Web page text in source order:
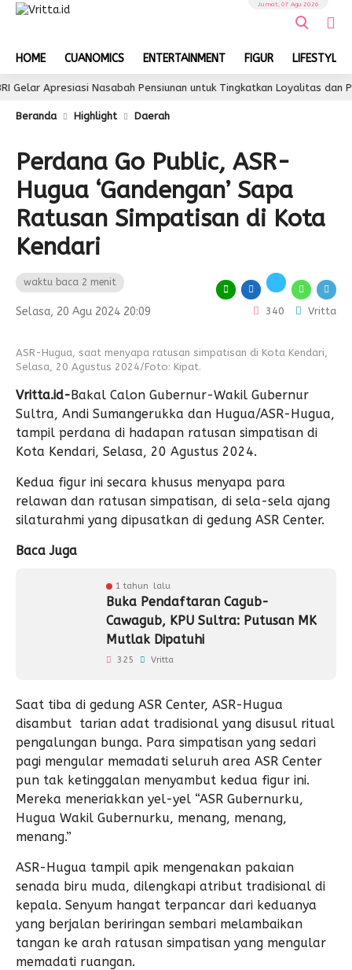
HOME CUANOMICS ENTERTAINMENT FIGUR LIFESTYLE
Jumat, 07 Agu 2026
Nasabah Pensiunan untuk Tingkatkan Loyalitas dan
Beranda Highlight Daerah
Perdana Go Public, ASR-
Hugua ‘Gandengan’ Sapa
Ratusan Simpatisan di Kota
Kendari
waktu baca 2 menit
Selasa, 20 Agu 2024 20:09 340 Vritta
ASR-Hugua, saat menyapa ratusan simpatisan di Kota Kendari,
Selasa, 20 Agustus 2024/Foto: Kipat.
Vritta.id-Bakal Calon Gubernur-Wakil Gubernur
Sultra, Andi Sumangerukka dan Hugua/ASR-Hugua,
tampil perdana di hadapan ratusan simpatisan di
Kota Kendari, Selasa, 20 Agustus 2024.
Kedua figur ini secara khusus menyapa para
relawan dan ratusan simpatisan, di sela-sela ajang
silaturahmi yang dipusatkan di gedung ASR Center.
Baca Juga
1 tahun lalu
Buka Pendaftaran Cagub-
Cawagub, KPU Sultra: Putusan MK
Mutlak Dipatuhi
325 Vritta
Saat tiba di gedung ASR Center, ASR-Hugua
disambut tarian adat tradisional yang disusul ritual
pengalungan bunga. Para simpatisan yang sedari
pagi mengular memadati seluruh area ASR Center
pun tak ketinggalan menyambut kedua figur ini.
Mereka meneriakkan yel-yel “ASR Gubernurku,
Hugua Wakil Gubernurku, menang, menang,
menang.”
ASR-Hugua tampil apik mengenakan pakaian
senada biru muda, dilengkapi atribut tradisional di
kepala. Senyum hangat terpancar dari keduanya
yang berjalan beriringan sembari melambaikan
tangan ke arah ratusan simpatisan yang mengular
memadati ruangan.